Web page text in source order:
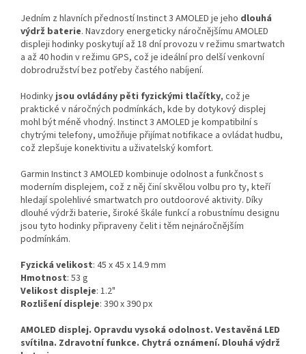
Jedním z hlavních předností Instinct 3 AMOLED je jeho dlouhá
výdrž baterie. Navzdory energeticky náročnějšímu AMOLED
displeji hodinky poskytují až 18 dní provozu v režimu smartwatch
a až 40 hodin v režimu GPS, což je ideální pro delší venkovní
dobrodružství bez potřeby častého nabíjení.
Hodinky jsou ovládány pěti fyzickými tlačítky, což je
praktické v náročných podmínkách, kde by dotykový displej
mohl být méně vhodný. Instinct 3 AMOLED je kompatibilní s
chytrými telefony, umožňuje přijímat notifikace a ovládat hudbu,
což zlepšuje konektivitu a uživatelský komfort.
Garmin Instinct 3 AMOLED kombinuje odolnost a funkčnost s
moderním displejem, což z něj činí skvělou volbu pro ty, kteří
hledají spolehlivé smartwatch pro outdoorové aktivity. Díky
dlouhé výdrži baterie, široké škále funkcí a robustnímu designu
jsou tyto hodinky připraveny čelit i těm nejnáročnějším
podmínkám.
Fyzická velikost: 45 x 45 x 14.9mm
Hmotnost: 53 g
Velikost displeje: 1.2"
Rozlišení displeje: 390 x 390 px
AMOLED displej. Opravdu vysoká odolnost. Vestavěná LED
svítilna. Zdravotní funkce. Chytrá oznámení. Dlouhá výdrž